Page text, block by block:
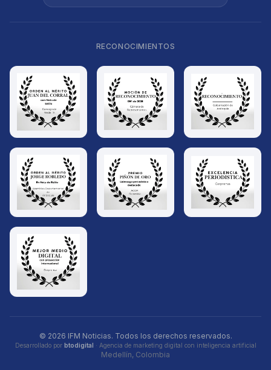
RECONOCIMIENTOS
© 2026 IFM Noticias. Todos los derechos reservados.
Desarrollado por btodigital · Agencia de marketing digital con inteligencia artificial
Medellín, Colombia